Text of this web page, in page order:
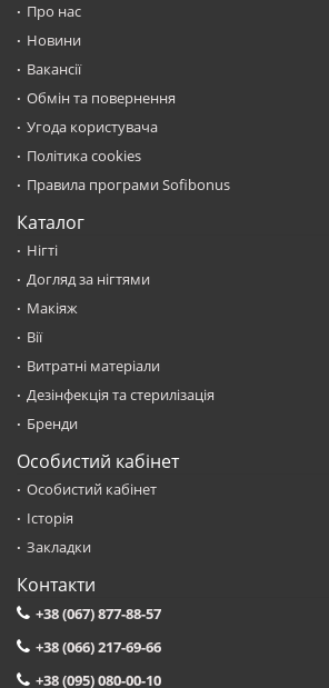
Про нас
Новини
Вакансії
Обмін та повернення
Угода користувача
Політика cookies
Правила програми Sofibonus
Каталог
Нігті
Догляд за нігтями
Макіяж
Вії
Витратні матеріали
Дезінфекція та стерилізація
Бренди
Особистий кабінет
Особистий кабінет
Історія
Закладки
Контакти
+38 (067) 877-88-57
+38 (066) 217-69-66
+38 (095) 080-00-10